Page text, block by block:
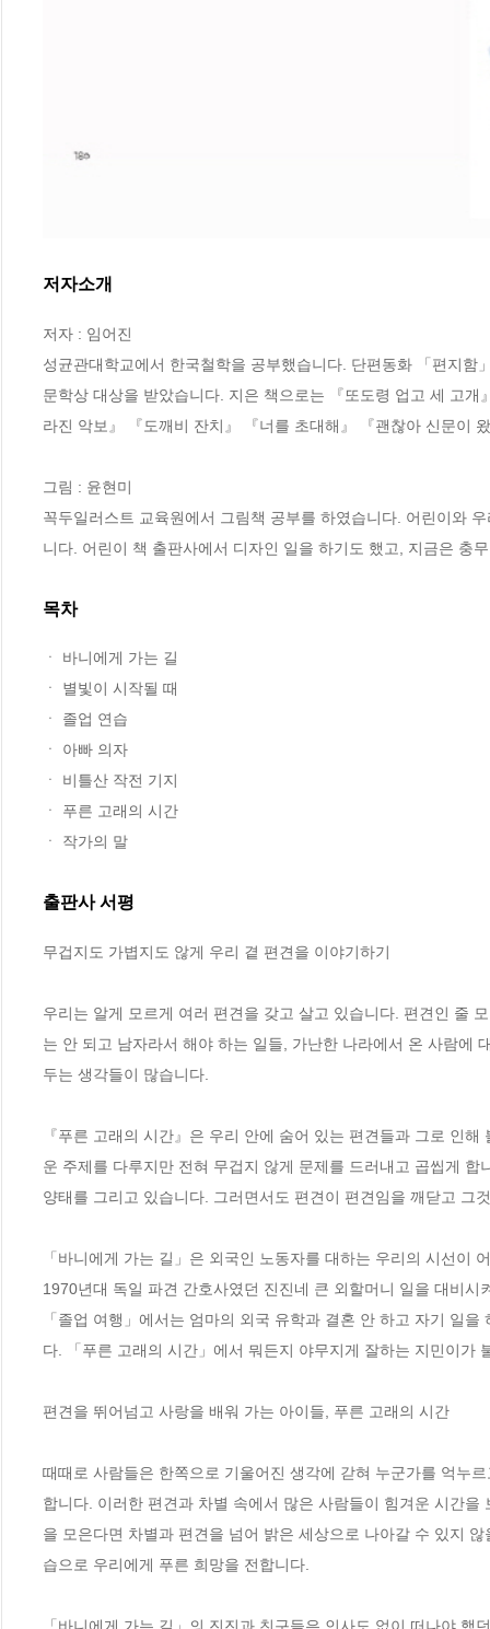
저자소개
저자 : 임어진
성균관대학교에서 한국철학을 공부했습니다. 단편동화 「편지
문학상 대상을 받았습니다. 지은 책으로는 『또도령 업고 세 고
라진 악보』 『도깨비 잔치』 『너를 초대해』 『괜찮아 신문이
그림 : 윤현미
꼭두일러스트 교육원에서 그림책 공부를 하였습니다. 어린이와
니다. 어린이 책 출판사에서 디자인 일을 하기도 했고, 지금은 충
목차
ㆍ 바니에게 가는 길
ㆍ 별빛이 시작될 때
ㆍ 졸업 연습
ㆍ 아빠 의자
ㆍ 비틀산 작전 기지
ㆍ 푸른 고래의 시간
ㆍ 작가의 말
출판사 서평
무겁지도 가볍지도 않게 우리 곁 편견을 이야기하기
우리는 알게 모르게 여러 편견을 갖고 살고 있습니다. 편견인 줄
는 안 되고 남자라서 해야 하는 일들, 가난한 나라에서 온 사람에
두는 생각들이 많습니다.
『푸른 고래의 시간』은 우리 안에 숨어 있는 편견들과 그로 인
운 주제를 다루지만 전혀 무겁지 않게 문제를 드러내고 곱씹게
양태를 그리고 있습니다. 그러면서도 편견이 편견임을 깨닫고
「바니에게 가는 길」은 외국인 노동자를 대하는 우리의 시선이
1970년대 독일 파견 간호사였던 진진네 큰 외할머니 일을 대비
「졸업 여행」에서는 엄마의 외국 유학과 결혼 안 하고 자기 일
다. 「푸른 고래의 시간」에서 뭐든지 야무지게 잘하는 지민이
편견을 뛰어넘고 사랑을 배워 가는 아이들, 푸른 고래의 시간
때때로 사람들은 한쪽으로 기울어진 생각에 갇혀 누군가를 억누
합니다. 이러한 편견과 차별 속에서 많은 사람들이 힘겨운 시간
을 모은다면 차별과 편견을 넘어 밝은 세상으로 나아갈 수 있지
습으로 우리에게 푸른 희망을 전합니다.
「바니에게 가는 길」의 진진과 친구들은 인사도 없이 떠나야